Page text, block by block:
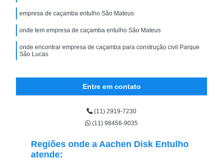
empresa de caçamba entulho São Mateus
onde tem empresa de caçamba entulho São Mateus
onde encontrar empresa de caçamba para construção civil Parque
São Lucas
Entre em contato
(11) 2919-7230
(11) 98456-9035
Regiões onde a Aachen Disk Entulho
atende: